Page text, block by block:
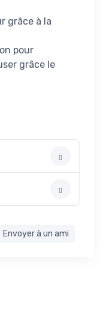
grâce à la
pour
grâce le
Envoyer à un ami